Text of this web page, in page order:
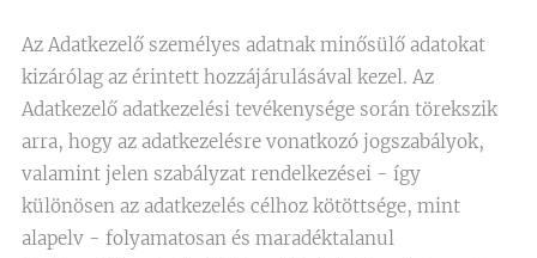
Az Adatkezelő személyes adatnak minősülő adatokat
kizárólag az érintett hozzájárulásával kezel. Az
Adatkezelő adatkezelési tevékenysége során törekszik
arra, hogy az adatkezelésre vonatkozó jogszabályok,
valamint jelen szabályzat rendelkezései - így
különösen az adatkezelés célhoz kötöttsége, mint
alapelv - folyamatosan és maradéktalanul